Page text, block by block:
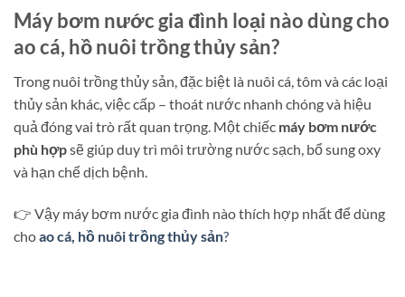
Máy bơm nước gia đình loại nào dùng cho
ao cá, hồ nuôi trồng thủy sản?
Trong nuôi trồng thủy sản, đặc biệt là nuôi cá, tôm và các loại
thủy sản khác, việc cấp – thoát nước nhanh chóng và hiệu
quả đóng vai trò rất quan trọng. Một chiếc máy bơm nước
phù hợpsẽ giúp duy trì môi trường nước sạch, bổ sung oxy
và hạn chế dịch bệnh.
👉 Vậy máy bơm nước gia đình nào thích hợp nhất để dùng
choao cá, hồ nuôi trồng thủy sản?